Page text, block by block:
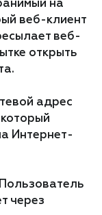
на
веб-клиент
веб-
открыть
адрес
Интернет-
через